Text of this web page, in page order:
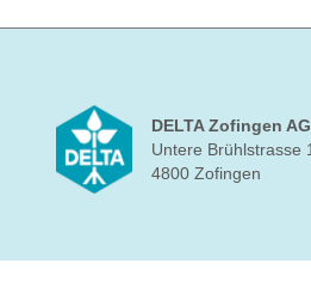
DELTA Zofingen AG
Untere Brühlstrasse
4800 Zofingen